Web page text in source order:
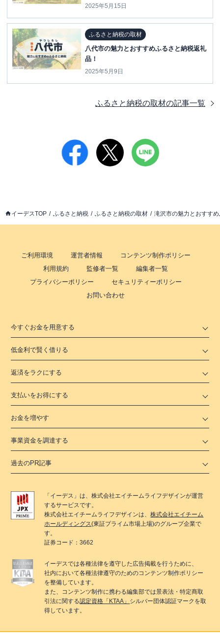
2025年5月15日
ふるさと納税の取材
八代市の魅力とおすすめふるさと納税返礼
品！
2025年5月9日
ふるさと納税の取材の記事一覧
イーデスTOP ふるさと納税 ふるさと納税の取材 滝沢市の魅力とおすす
ご利用環境 運営者情報
コンテンツ制作ポリシー
利用規約
監修者一覧
編集者一覧
プライバシーポリシー
セキュリティーポリシー
お問い合わせ
今すぐお金を用意する
低金利で賢く借りる
返済をラクにする
支払いをお得にする
お金を増やす
事業資金を調達する
過去のPR記事
「 イーデス 」は、株式会社エイチームライフデザインが運営
するサービスです。
株式会社エイチームライフデザインは、株式会社エイチーム
ホールディングス(東証プライム市場上場)のグループ企業で
す。
証券コード：3662
イーデスでは各種法律を遵守した広告掲載を行うために、
社内において各種法律遵守のためのコンテンツ制作ポリシー
を整備しています。
また、コンテンツ制作に携わる編集部では景表法・特定商取
引法に関する認定資格「KTAA」 シルバー団体認証マークを取
得しています。